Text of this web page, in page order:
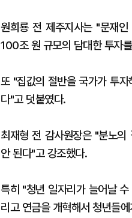
원희룡 전 제주지사는 "문재
100조 원 규모의 담대한 투자
또 "집값의 절반을 국가가 투
다"고 덧붙였다.
최재형 전 감사원장은 "분노
안 된다"고 강조했다.
특히 "청년 일자리가 늘어날
리고 연금을 개혁해서 청년들